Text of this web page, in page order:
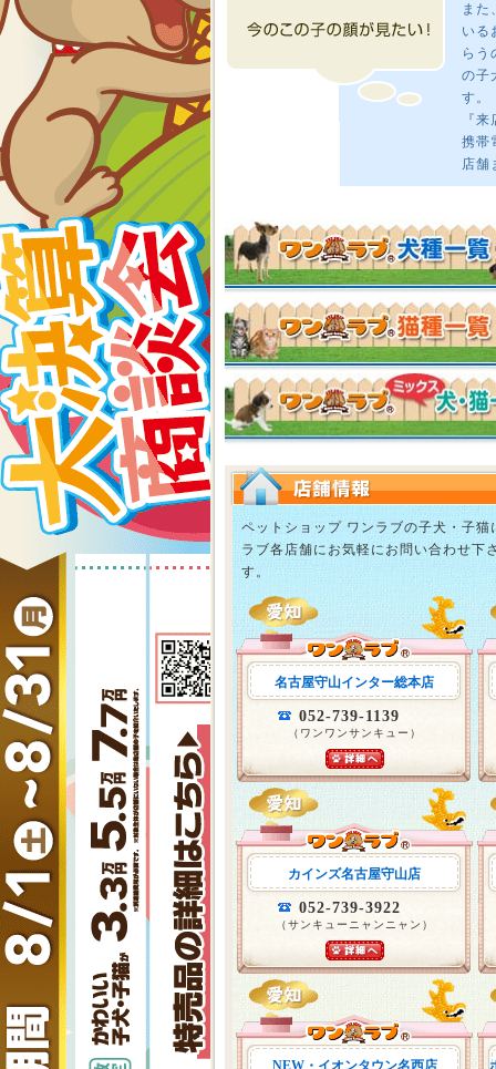
また
いる
らう
の子
す。
『
携帯
店舗
ペットショップ ワンラブの子犬・子
ラブ各店舗にお気軽にお問い合わせ下
す。
名古屋守山インター総本店
052-739-1139
（ワンワンサンキュー）
カインズ名古屋守山店
052-739-3922
（サンキューニャンニャン）
NEW・イオンタウン名西店